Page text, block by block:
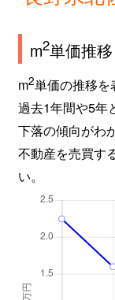
m2単価推移
m2単価の推移を
過去1年間や5年
下落の傾向がわ
不動産を売買す
い。